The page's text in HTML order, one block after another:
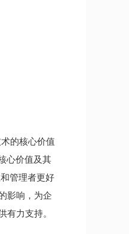
的核心价值
心价值及其
管理者更好
影响，为企
力支持。